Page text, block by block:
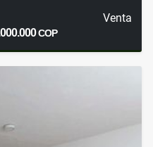
Venta
COP